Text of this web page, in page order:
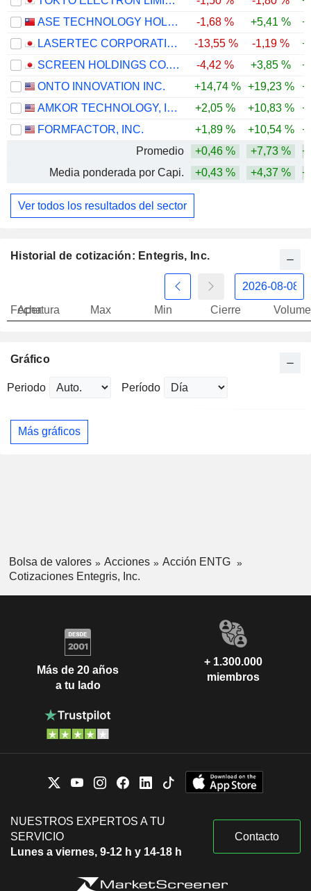
ASE TECHNOLOGY HOLDING CO., LTD.
-1,68 % +5,41 %
LASERTEC CORPORATION
-13,55 % -1,19 %
SCREEN HOLDINGS CO., LTD.
-4,42 % +3,85 %
ONTO INNOVATION INC.
+14,74 % +19,23 %
AMKOR TECHNOLOGY, INC.
+2,05 % +10,83 %
FORMFACTOR, INC.
+1,89 % +10,54 %
Promedio
+0,46 % +7,73 %
Media ponderada por Capi.
+0,43 % +4,37 %
Ver todos los resultados del sector
Historial de cotización: Entegris, Inc.
Fecha
Apertura Max Min Cierre
Gráfico
Periodo Período
Más gráficos
Bolsa de valores Acciones
Acción ENTG
Cotizaciones Entegris, Inc.
Más de 20 años
a tu lado
+ 1.300.000
miembros
NUESTROS EXPERTOS A TU
SERVICIO
Lunes a viernes, 9-12 h y 14-18 h
Contacto